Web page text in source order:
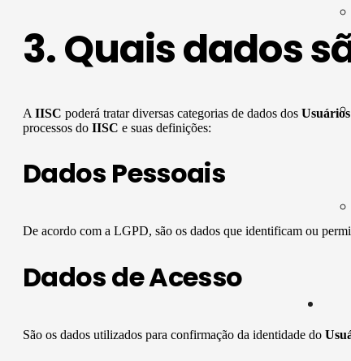
3. Quais dados
A IISC poderá tratar diversas categorias de dados dos Usuários
processos do IISC e suas definições:
Dados Pessoais
De acordo com a LGPD, são os dados que identificam ou
Dados de Acesso
São os dados utilizados para confirmação da identidade do